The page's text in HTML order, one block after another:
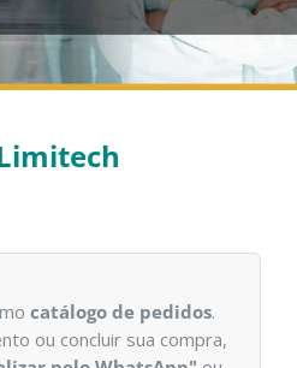
catálogo de pedidos.
ou concluir sua compra,